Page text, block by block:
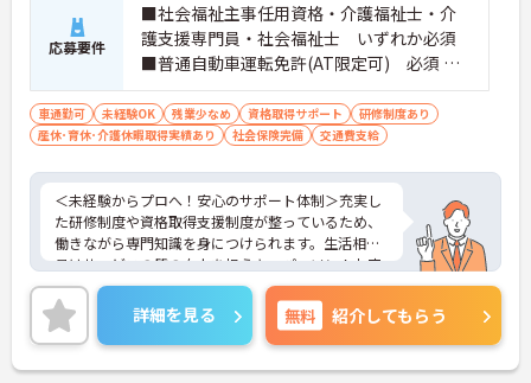
応募要件
■社会福祉主事任用資格・介護福祉士・介
護支援専門員・社会福祉士 いずれか必須
■普通自動車運転免許(AT限定可) 必須 ■
経験：不問
車通勤可 未経験OK 残業少なめ 資格取得サポート
研修制度あり
産休･育休･介護休暇取得実績あり
社会保険完備 交通費支給
＜未経験からプロへ！安心のサポート体制＞充実し
た研修制度や資格取得支援制度が整っているため、
働きながら専門知識を身につけられます。生活相談
員はサービスの質の向上を担うキーパーソン！お客
様やご家族との関わりを通じて、自分自身の人間性
も磨いていけるやりがいのあるお仕事です。
＜夜勤なしでプライベートも充実！柔軟な働き方＞
勤務曜日は相談可能♪ライフスタイルに合わせた働
き方が可能です。産休・育休制度も整っており、長
詳細を見る 無料 紹介してもらう